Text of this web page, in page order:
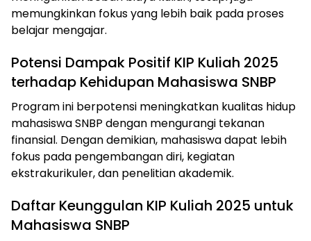
memungkinkan fokus yang lebih baik pada proses
belajar mengajar.
Potensi Dampak Positif KIP Kuliah 2025
terhadap Kehidupan Mahasiswa SNBP
Program ini berpotensi meningkatkan kualitas hidup
mahasiswa SNBP dengan mengurangi tekanan
finansial. Dengan demikian, mahasiswa dapat lebih
fokus pada pengembangan diri, kegiatan
ekstrakurikuler, dan penelitian akademik.
Daftar Keunggulan KIP Kuliah 2025 untuk
Mahasiswa SNBP